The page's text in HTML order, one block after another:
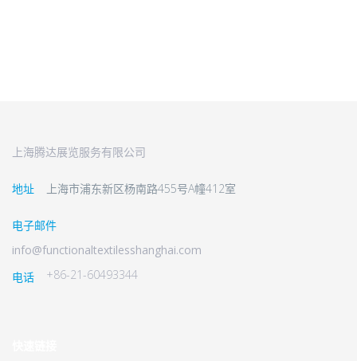
上海腾达展览服务有限公司
地址 上海市浦东新区杨南路455号A幢412室
电子邮件
info@functionaltextilesshanghai.com
电话
+86-21-60493344